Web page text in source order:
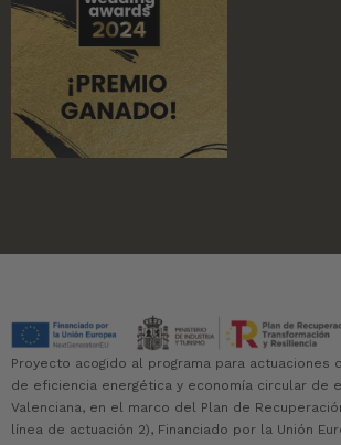
Proyecto acogido al programa para actuaciones
de eficiencia energética y economía circular de
Valenciana, en el marco del Plan de
línea de actuación 2), Financiado por la Unión